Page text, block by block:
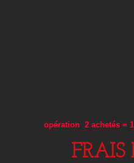
opération 2 achetés =
FRAIS